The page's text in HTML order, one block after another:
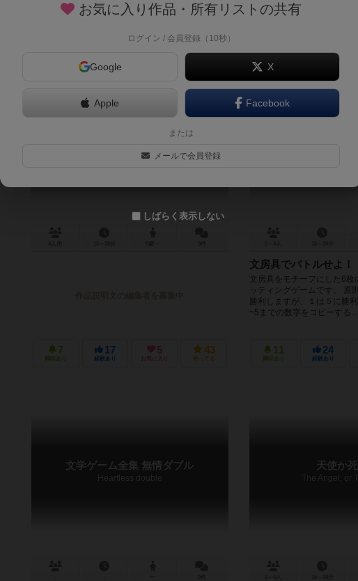
ちいさいことはいいことだ
7
興味あり
17
経験あり
5
お気に入り
43
持ってる
ブン
文房具でバトルせよ！
文房具をモチーフにした6
ッティングゲームです。 原
勝利しますが、１は５に勝
~5までの数字をコピーする...
11
興味あり
24
経験あり
文学ゲーム全集 無情ダブル
Heartless double
天使か
The Angel, or
お気に入り作品・所有リストの共有
ログイン / 会員登録（10秒）
Google X
Apple Facebook
または
メールで会員登録
しばらく表示しない